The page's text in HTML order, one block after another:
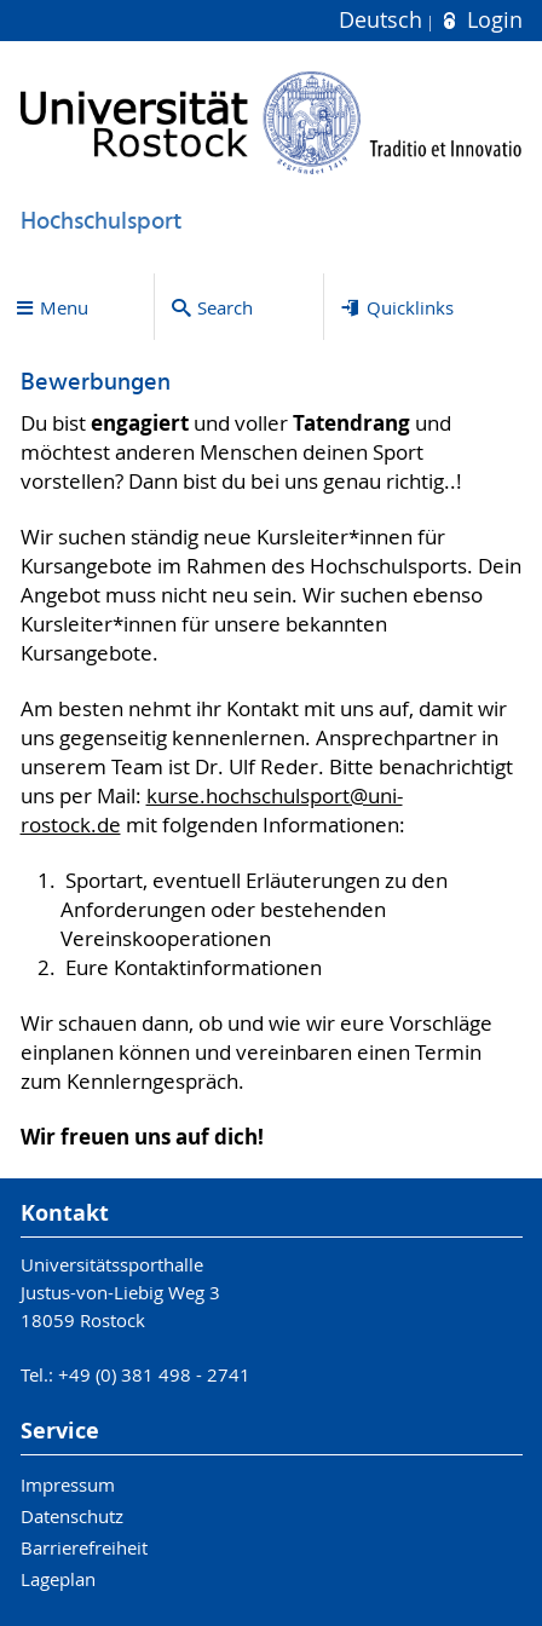
Deutsch Login
Hochschulsport
Menu Search Quicklinks
Bewerbungen
Du bistengagiert und vollerTatendrang und
möchtest anderen Menschen deinen Sport
vorstellen? Dann bist du bei uns genau richtig..!
Wir suchen ständig neue Kursleiter*innen für
Kursangebote im Rahmen des Hochschulsports. Dein
Angebot muss nicht neu sein. Wir suchen ebenso
Kursleiter*innen für unsere bekannten
Kursangebote.
Am besten nehmt ihr Kontakt mit uns auf, damit wir
uns gegenseitig kennenlernen. Ansprechpartner in
unserem Team ist Dr. Ulf Reder. Bitte benachrichtigt
uns per Mail: kurse.hochschulsport@uni-
rostock.de mit folgenden Informationen:
Sportart, eventuell Erläuterungen zu den
Anforderungen oder bestehenden
Vereinskooperationen
Eure Kontaktinformationen
Wir schauen dann, ob und wie wir eure Vorschläge
einplanen können und vereinbaren einen Termin
zum Kennlerngespräch.
Wir freuen uns auf dich!
Kontakt
Universitätssporthalle
Justus-von-Liebig Weg 3
18059 Rostock
Tel.: +49 (0) 381 498 - 2741
Service
Impressum
Datenschutz
Barrierefreiheit
Lageplan